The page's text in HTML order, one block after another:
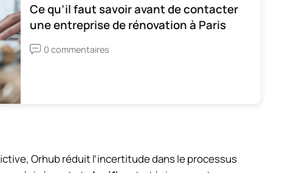
Ce qu’il faut savoir avant de contacter
une entreprise de rénovation à Paris
0 commentaires
Orhub réduit l’incertitude dans le processus